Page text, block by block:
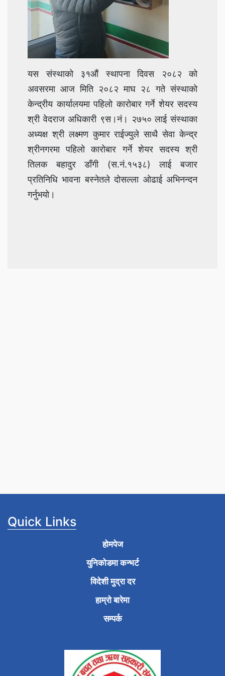
यस संस्थाको ३१औं स्थापना दिवस २०८२ को
अवसरमा आज मिति २०८२ माघ २८ गते संस्थाको
केन्द्रीय कार्यालयमा पहिलो कारोबार गर्ने शेयर सदस्य
श्री वेदराज अधिकारी ९स।नं। २७५० लाई संस्थाका
अध्यक्ष श्री लक्ष्मण कुमार राईज्युले साथै सेवा केन्द्र
श्रीनगरमा पहिलो कारोबार गर्ने शेयर सदस्य श्री
तिलक बहादुर डाँगी (स.नं.१५३८) लाई बजार
प्रतिनिधि भावना बस्नेतले दोसल्ला ओढाई अभिनन्दन
गर्नुभयो।
Quick Links
होमपेज
युनिकोडमा कन्भर्ट
विदेशी मुद्रा दर
हाम्रो बारेमा
सम्पर्क